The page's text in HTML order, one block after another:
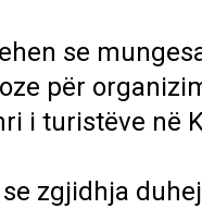
se
për
i turistëve në
zgjidhja